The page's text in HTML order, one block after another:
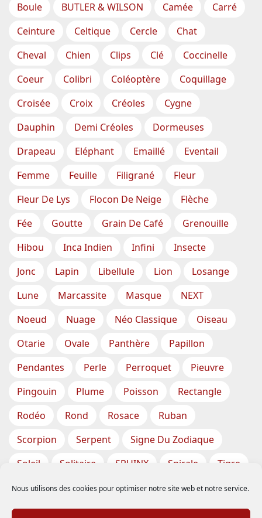
Nous utilisons des cookies pour optimiser notre site web et notre service.
Boule
BUTLER & WILSON Camée
Carré
Ceinture
Celtique Cercle
Chat
Cheval
Chien Clips Clé
Coccinelle
Coeur
Colibri Coléoptère
Coquillage
Croisée
Croix Créoles
Cygne
Dauphin
Demi Créoles
Dormeuses
Drapeau
Eléphant Emaillé
Eventail
Femme
Feuille Filigrané
Fleur
Fleur De Lys
Flocon De Neige
Flèche
Fée
Goutte Grain De Café
Grenouille
Hibou
Inca Indien Infini
Insecte
Jonc
Lapin Libellule Lion
Losange
Lune
Marcassite Masque
NEXT
Noeud
Nuage Néo Classique
Oiseau
Otarie
Ovale Panthère
Papillon
Pendantes
Perle Perroquet
Pieuvre
Pingouin
Plume Poisson
Rectangle
Rodéo
Rond Rosace
Ruban
Scorpion
Serpent
Signe Du Zodiaque
Soleil
Solitaire SPHINX Spirale
Tigre
Torsade
Tortue Train
Tresse
Triangle
Trèfle Tête Vase Étoile